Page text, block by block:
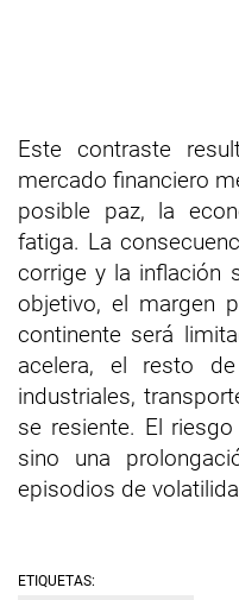
Este contraste
mercado financiero
posible paz, la
fatiga. La
corrige y la inflación
objetivo, el margen
continente será
acelera, el resto
industriales,
se resiente. El
sino una
episodios de
ETIQUETAS: